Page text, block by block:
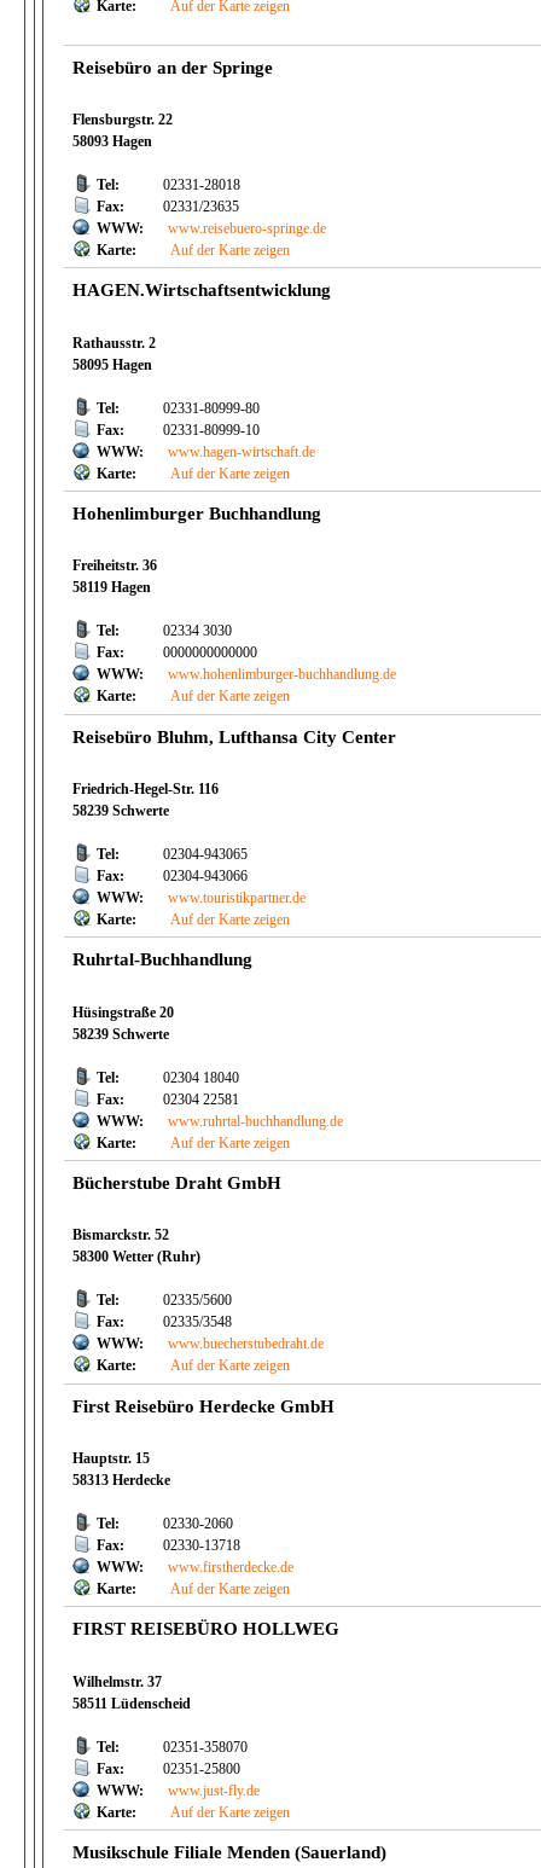
Karte: Auf der Karte zeigen
Reisebüro an der Springe
Flensburgstr. 22
58093 Hagen
Tel:
02331-28018
Fax:
02331/23635
WWW:
www.reisebuero-springe.de
Karte:
Auf der Karte zeigen
HAGEN.Wirtschaftsentwicklung
Rathausstr. 2
58095 Hagen
Tel:
02331-80999-80
Fax:
02331-80999-10
WWW:
www.hagen-wirtschaft.de
Karte:
Auf der Karte zeigen
Hohenlimburger Buchhandlung
Freiheitstr. 36
58119 Hagen
Tel:
02334 3030
Fax:
0000000000000
WWW:
www.hohenlimburger-buchhandlung.de
Karte:
Auf der Karte zeigen
Reisebüro Bluhm, Lufthansa City Center
Friedrich-Hegel-Str. 116
58239 Schwerte
Tel:
02304-943065
Fax:
02304-943066
WWW:
www.touristikpartner.de
Karte:
Auf der Karte zeigen
Ruhrtal-Buchhandlung
Hüsingstraße 20
58239 Schwerte
Tel:
02304 18040
Fax:
02304 22581
WWW:
www.ruhrtal-buchhandlung.de
Karte:
Auf der Karte zeigen
Bücherstube Draht GmbH
Bismarckstr. 52
58300 Wetter (Ruhr)
Tel:
02335/5600
Fax:
02335/3548
WWW:
www.buecherstubedraht.de
Karte:
Auf der Karte zeigen
First Reisebüro Herdecke GmbH
Hauptstr. 15
58313 Herdecke
Tel:
02330-2060
Fax:
02330-13718
WWW:
www.firstherdecke.de
Karte:
Auf der Karte zeigen
FIRST REISEBÜRO HOLLWEG
Wilhelmstr. 37
58511 Lüdenscheid
Tel:
02351-358070
Fax:
02351-25800
WWW:
www.just-fly.de
Karte:
Auf der Karte zeigen
Musikschule Filiale Menden (Sauerland)